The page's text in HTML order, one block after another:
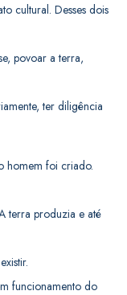
cultural. Desses dois
povoar a terra,
ter diligência
homem foi criado.
terra produzia e até
funcionamento do